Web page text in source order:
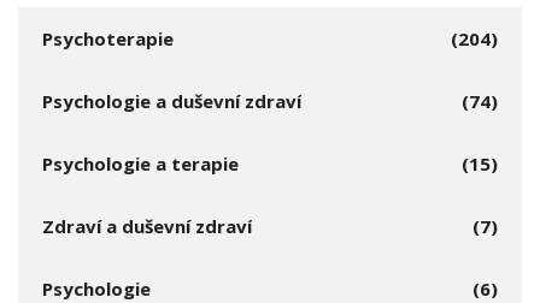
Psychoterapie (204)
Psychologie a duševní zdraví (74)
Psychologie a terapie (15)
Zdraví a duševní zdraví (7)
Psychologie (6)